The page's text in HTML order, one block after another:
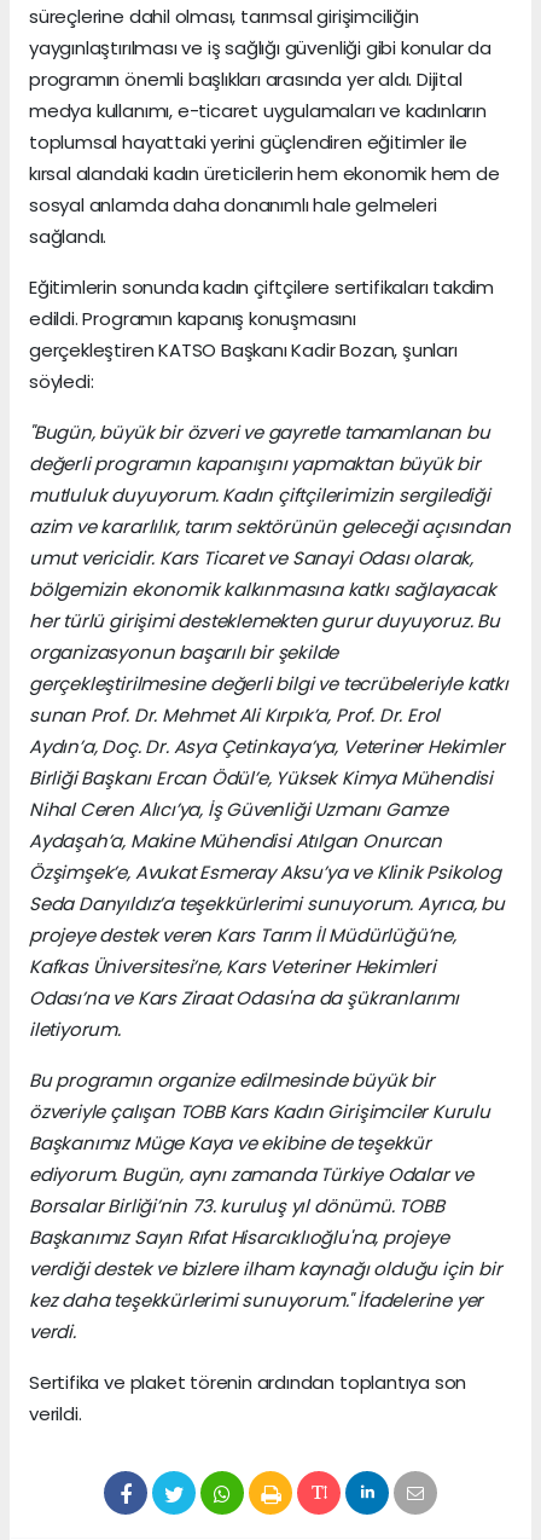
süreçlerine dahil olması, tarımsal girişimciliğin
yaygınlaştırılması ve iş sağlığı güvenliği gibi konular da
programın önemli başlıkları arasında yer aldı. Dijital
medya kullanımı, e-ticaret uygulamaları ve kadınların
toplumsal hayattaki yerini güçlendiren eğitimler ile
kırsal alandaki kadın üreticilerin hem ekonomik hem de
sosyal anlamda daha donanımlı hale gelmeleri
sağlandı.
Eğitimlerin sonunda kadın çiftçilere sertifikaları takdim
edildi. Programın kapanış konuşmasını
gerçekleştiren KATSO Başkanı Kadir Bozan, şunları
söyledi:
"Bugün, büyük bir özveri ve gayretle tamamlanan bu
değerli programın kapanışını yapmaktan büyük bir
mutluluk duyuyorum. Kadın çiftçilerimizin sergilediği
azim ve kararlılık, tarım sektörünün geleceği açısından
umut vericidir. Kars Ticaret ve Sanayi Odası olarak,
bölgemizin ekonomik kalkınmasına katkı sağlayacak
her türlü girişimi desteklemekten gurur duyuyoruz. Bu
organizasyonun başarılı bir şekilde
gerçekleştirilmesine değerli bilgi ve tecrübeleriyle katkı
sunan Prof. Dr. Mehmet Ali Kırpık’a, Prof. Dr. Erol
Aydın’a, Doç. Dr. Asya Çetinkaya’ya, Veteriner Hekimler
Birliği Başkanı Ercan Ödül’e, Yüksek Kimya Mühendisi
Nihal Ceren Alıcı’ya, İş Güvenliği Uzmanı Gamze
Aydaşah’a, Makine Mühendisi Atılgan Onurcan
Özşimşek’e, Avukat Esmeray Aksu’ya ve Klinik Psikolog
Seda Danyıldız’a teşekkürlerimi sunuyorum. Ayrıca, bu
projeye destek veren Kars Tarım İl Müdürlüğü’ne,
Kafkas Üniversitesi’ne, Kars Veteriner Hekimleri
Odası’na ve Kars Ziraat Odası'na da şükranlarımı
iletiyorum.
Bu programın organize edilmesinde büyük bir
özveriyle çalışan TOBB Kars Kadın Girişimciler Kurulu
Başkanımız Müge Kaya ve ekibine de teşekkür
ediyorum. Bugün, aynı zamanda Türkiye Odalar ve
Borsalar Birliği’nin 73. kuruluş yıl dönümü. TOBB
Başkanımız Sayın Rıfat Hisarcıklıoğlu'na, projeye
verdiği destek ve bizlere ilham kaynağı olduğu için bir
kez daha teşekkürlerimi sunuyorum." İfadelerine yer
verdi.
Sertifika ve plaket törenin ardından toplantıya son
verildi.